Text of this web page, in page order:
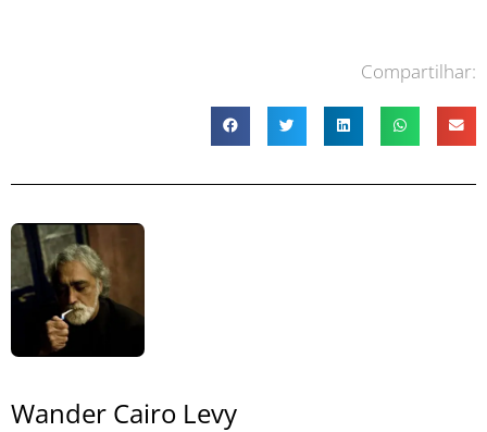
Compartilhar:
Wander Cairo Levy